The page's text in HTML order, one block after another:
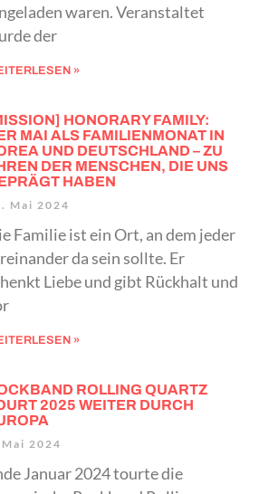
waren. Veranstaltet
der
»
HONORARY FAMILY:
MAI ALS FAMILIENMONAT IN
UND DEUTSCHLAND – ZU
DER MENSCHEN, DIE UNS
HABEN
Mai 2024
Familie ist ein Ort, an dem jeder
da sein sollte. Er
Liebe und gibt Rückhalt und
»
ROLLING QUARTZ
2025 WEITER DURCH
2024
Januar 2024 tourte die